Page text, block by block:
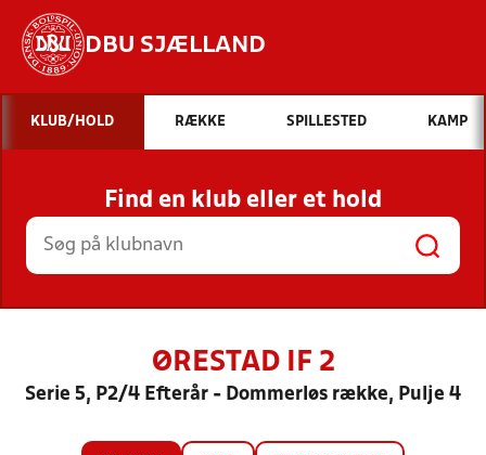
DBU SJÆLLAND
Hvad vil du søge efter?
INDHOLD OG NYHEDER
STILLINGER, RESULTATER, KLUBBER OG
HOLD
KLUB/HOLD RÆKKE SPILLESTED KAMP
Find en klub eller et hold
ØRESTAD IF 2
Serie 5, P2/4 Efterår - Dommerløs række, Pulje 4